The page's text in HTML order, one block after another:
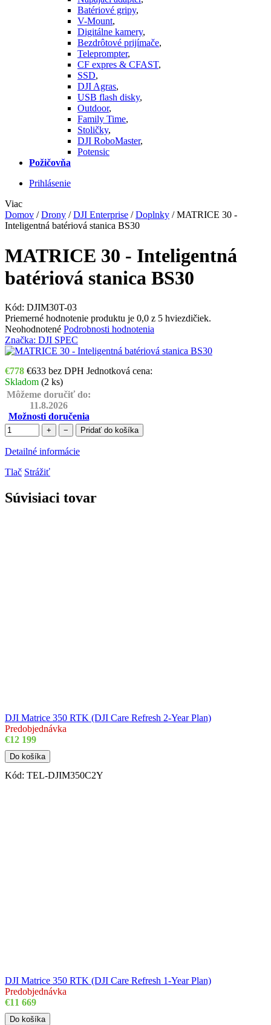
Batériové gripy,
V-Mount,
Digitálne kamery,
Bezdrôtové prijímače,
Teleprompter,
CF expres & CFAST,
SSD,
DJI Agras,
USB flash disky,
Outdoor,
Family Time,
Stoličky,
DJI RoboMaster,
Potensic
Požičovňa
Prihlásenie
Viac
Domov / Drony / DJI Enterprise / Doplnky / MATRICE 30 -
Inteligentná batériová stanica BS30
MATRICE 30 - Inteligentná
batériová stanica BS30
Kód: DJIM30T-03
Priemerné hodnotenie produktu je 0,0 z 5 hviezdičiek.
Neohodnotené Podrobnosti hodnotenia
Značka: DJI SPEC
€778 €633 bez DPH Jednotková cena:
Skladom (2 ks)
Môžeme doručiť do:
11.8.2026
Možnosti doručenia
+ − Pridať do košíka
Detailné informácie
Tlač Strážiť
Súvisiaci tovar
DJI Matrice 350 RTK (DJI Care Refresh 2-Year Plan)
Predobjednávka
€12 199
Do košíka
Kód: TEL-DJIM350C2Y
DJI Matrice 350 RTK (DJI Care Refresh 1-Year Plan)
Predobjednávka
€11 669
Do košíka